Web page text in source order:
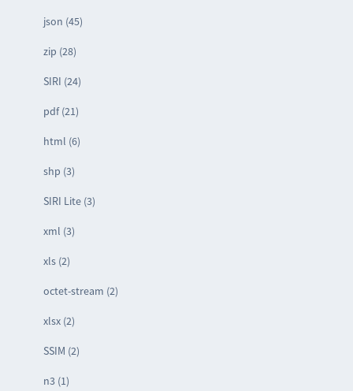
json (45)
zip (28)
SIRI (24)
pdf (21)
html (6)
shp (3)
SIRI Lite (3)
xml (3)
xls (2)
octet-stream (2)
xlsx (2)
SSIM (2)
n3 (1)